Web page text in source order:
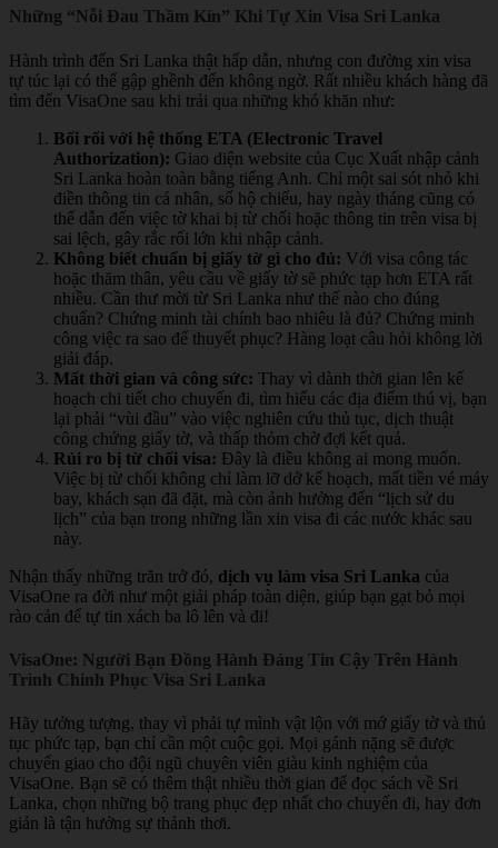
Những “Nỗi Đau Thầm Kín” Khi Tự Xin Visa Sri Lanka
Hành trình đến Sri Lanka thật hấp dẫn, nhưng con đường xin visa
tự túc lại có thể gập ghềnh đến không ngờ. Rất nhiều khách hàng đã
tìm đến VisaOne sau khi trải qua những khó khăn như:
Bối rối với hệ thống ETA (Electronic Travel
Authorization): Giao diện website của Cục Xuất nhập cảnh
Sri Lanka hoàn toàn bằng tiếng Anh. Chỉ một sai sót nhỏ khi
điền thông tin cá nhân, số hộ chiếu, hay ngày tháng cũng có
thể dẫn đến việc tờ khai bị từ chối hoặc thông tin trên visa bị
sai lệch, gây rắc rối lớn khi nhập cảnh.
Không biết chuẩn bị giấy tờ gì cho đủ: Với visa công tác
hoặc thăm thân, yêu cầu về giấy tờ sẽ phức tạp hơn ETA rất
nhiều. Cần thư mời từ Sri Lanka như thế nào cho đúng
chuẩn? Chứng minh tài chính bao nhiêu là đủ? Chứng minh
công việc ra sao để thuyết phục? Hàng loạt câu hỏi không lời
giải đáp.
Mất thời gian và công sức: Thay vì dành thời gian lên kế
hoạch chi tiết cho chuyến đi, tìm hiểu các địa điểm thú vị, bạn
lại phải “vùi đầu” vào việc nghiên cứu thủ tục, dịch thuật
công chứng giấy tờ, và thấp thỏm chờ đợi kết quả.
Rủi ro bị từ chối visa: Đây là điều không ai mong muốn.
Việc bị từ chối không chỉ làm lỡ dở kế hoạch, mất tiền vé máy
bay, khách sạn đã đặt, mà còn ảnh hưởng đến “lịch sử du
lịch” của bạn trong những lần xin visa đi các nước khác sau
này.
Nhận thấy những trăn trở đó, dịch vụ làm visa Sri Lanka của
VisaOne ra đời như một giải pháp toàn diện, giúp bạn gạt bỏ mọi
rào cản để tự tin xách ba lô lên và đi!
VisaOne: Người Bạn Đồng Hành Đáng Tin Cậy Trên Hành
Trình Chinh Phục Visa Sri Lanka
Hãy tưởng tượng, thay vì phải tự mình vật lộn với mớ giấy tờ và thủ
tục phức tạp, bạn chỉ cần một cuộc gọi. Mọi gánh nặng sẽ được
chuyển giao cho đội ngũ chuyên viên giàu kinh nghiệm của
VisaOne. Bạn sẽ có thêm thật nhiều thời gian để đọc sách về Sri
Lanka, chọn những bộ trang phục đẹp nhất cho chuyến đi, hay đơn
giản là tận hưởng sự thảnh thơi.